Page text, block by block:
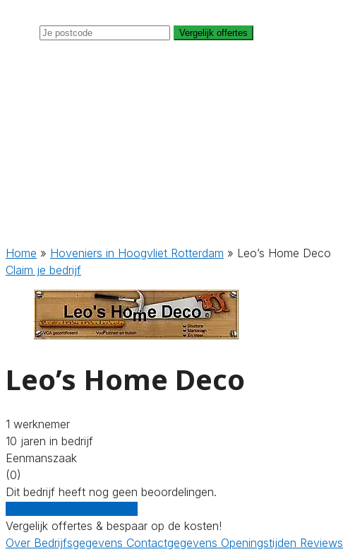
Vergelijk offertes
Home » Hoveniers in Hoogvliet Rotterdam » Leo’s Home Deco
Claim je bedrijf
Leo’s Home Deco
1 werknemer
10 jaren in bedrijf
Eenmanszaak
(0)
Dit bedrijf heeft nog geen beoordelingen.
Vergelijk offertes & bespaar op de kosten!
Over Bedrijfsgegevens Contactgegevens Openingstijden Reviews